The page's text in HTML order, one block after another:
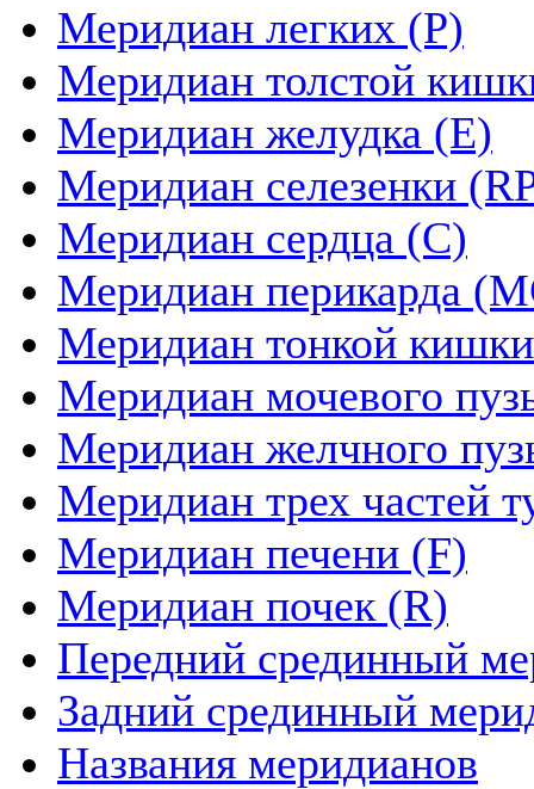
Меридиан легких (P)
Меридиан толстой
Меридиан желудка (Е)
Меридиан селезенки
Меридиан сердца (C)
Меридиан перикарда
Меридиан тонкой
Меридиан мочевого
Меридиан желчного
Меридиан трех частей
Меридиан печени (F)
Меридиан почек (R)
Передний срединный
Задний срединный
Названия меридианов